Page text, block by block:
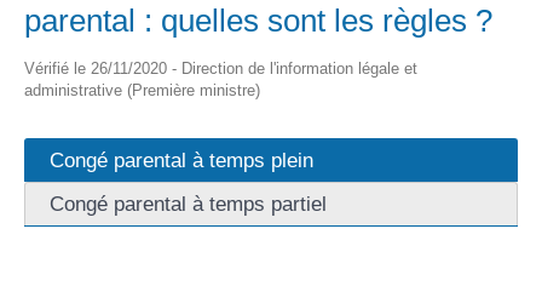
parental : quelles sont les règles ?
Vérifié le 26/11/2020 - Direction de l'information légale et
administrative (Première ministre)
Congé parental à temps plein
Congé parental à temps partiel